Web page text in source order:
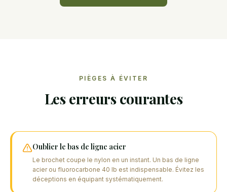
PIÈGES À ÉVITER
Les erreurs courantes
Oublier le bas de ligne acier
Le brochet coupe le nylon en un instant. Un bas de ligne
acier ou fluorocarbone 40 lb est indispensable. Évitez les
déceptions en équipant systématiquement.